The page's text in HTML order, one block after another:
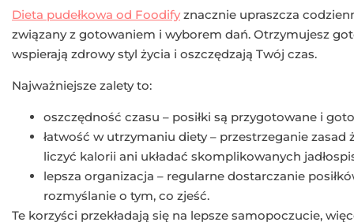
Dieta pudełkowa od Foodifyznacznie upraszcza
związany z gotowaniem i wyborem dań. Otrzymujesz
wspierają zdrowy styl życia i oszczędzają Twój czas.
Najważniejsze zalety to:
oszczędność czasu – posiłki są przygotowane i
łatwość w utrzymaniu diety – przestrzeganie
liczyć kalorii ani układać skomplikowanych
lepsza organizacja – regularne dostarczanie
rozmyślanie o tym, co zjeść.
Te korzyści przekładają się na lepsze samopoczucie,